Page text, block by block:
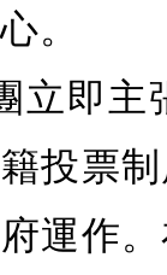
。
立即主
投票
運作